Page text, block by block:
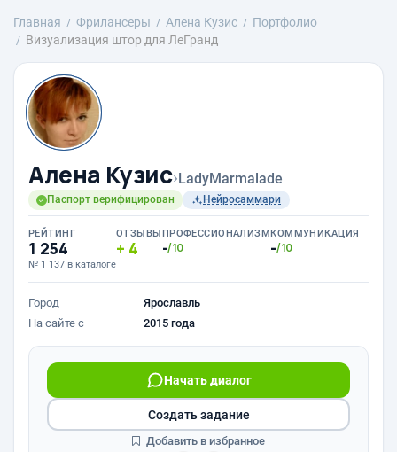
Главная Фрилансеры Алена Кузис
Портфолио
Визуализация штор для ЛеГранд
Алена Кузис›LadyMarmalade
Паспорт верифицирован Нейросаммари
РЕЙТИНГ
1 254
№ 1 137 в каталоге
ОТЗЫВЫ
4
ПРОФЕССИОНАЛИЗМ
-/10
КОММУНИКАЦИЯ
-/10
Город
Ярославль
На сайте с
2015 года
Начать диалог
Создать задание
Добавить в избранное